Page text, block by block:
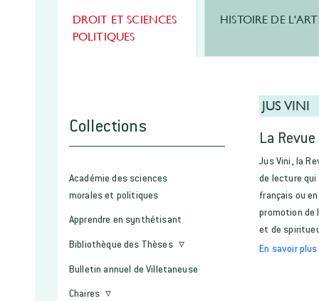
DROIT ET SCIENCES
POLITIQUES
HISTOIRE DE L'ART
Collections
Académie des sciences
morales et politiques
Apprendre en synthétisant
Bibliothèque des Thèses
Bulletin annuel de Villetaneuse
Chaires
JUS VINI
La
Jus Vini, la
de lecture
français ou
promotion de
et de
En savoir plus